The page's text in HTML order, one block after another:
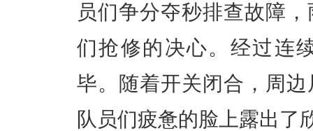
员们争分夺秒排查故障
们抢修的决心。经过连
毕。随着开关闭合，周
队员们疲惫的脸上露出了